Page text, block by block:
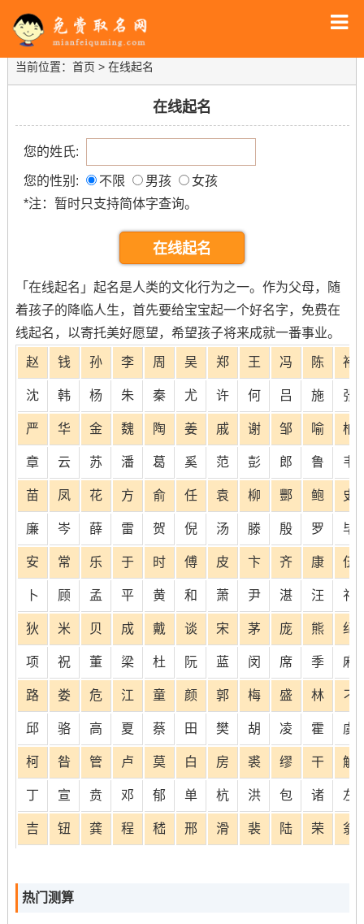
当前位置： 首页 > 在线起名
在线起名
您的姓氏:
您的性别: 不限 男孩
女孩
*注：暂时只支持简体字查询。
在线起名
「在线起名」起名是人类的文化行为之一。作为父母，随
着孩子的降临人生，首先要给宝宝起一个好名字，免费在
线起名，以寄托美好愿望，希望孩子将来成就一番事业。
赵 钱 孙 李 周 吴 郑 王 冯 陈 褚
沈 韩 杨 朱 秦 尤 许 何 吕 施 张
严 华 金 魏 陶 姜 戚 谢 邹 喻 柏
章 云 苏 潘 葛 奚 范 彭 郎 鲁 韦
苗 凤 花 方 俞 任 袁 柳 酆 鲍 史
廉 岑 薛 雷 贺 倪 汤 滕 殷 罗 毕
安 常 乐 于 时 傅 皮 卞 齐 康 伍
卜 顾 孟 平 黄 和 萧 尹 湛 汪 祁
狄 米 贝 成 戴 谈 宋 茅 庞 熊 纪
项 祝 董 梁 杜 阮 蓝 闵 席 季 麻
路 娄 危 江 童 颜 郭 梅 盛 林 刁
邱 骆 高 夏 蔡 田 樊 胡 凌 霍 虞
柯 昝 管 卢 莫 白 房 裘 缪 干 解
丁 宣 贲 邓 郁 单 杭 洪 包 诸 左
吉 钮 龚 程 嵇 邢 滑 裴 陆 荣 翁
热门测算